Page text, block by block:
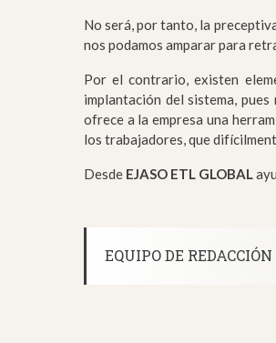
No será, por tanto, la
nos podamos amparar para
Por el contrario, existen
implantación del sistema,
ofrece a la empresa una
los trabajadores, que
Desde EJASO ETL GLOBAL
EQUIPO DE REDACCIÓN